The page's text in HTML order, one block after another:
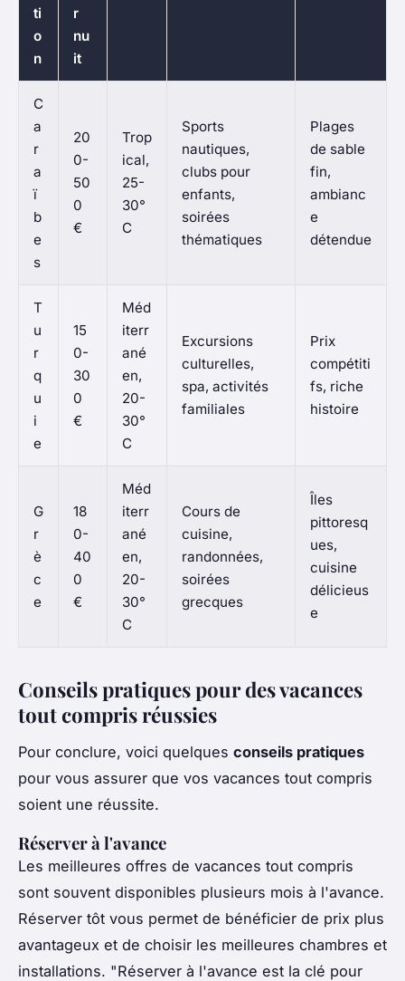
ti
o
n
r
nu
it
C
a
r
a
ï
b
e
s
20
0-
50
0
€
Trop
ical,
25-
30°
C
Sports
nautiques,
clubs pour
enfants,
soirées
thématiques
Plages
de sable
fin,
ambianc
e
détendue
T
u
r
q
u
i
e
15
0-
30
0
€
Méd
iterr
ané
en,
20-
30°
C
Excursions
culturelles,
spa, activités
familiales
Prix
compétiti
fs, riche
histoire
G
r
è
c
e
18
0-
40
0
€
Méd
iterr
ané
en,
20-
30°
C
Cours de
cuisine,
randonnées,
soirées
grecques
Îles
pittoresq
ues,
cuisine
délicieus
e
Conseils pratiques pour des vacances
tout compris réussies
Pour conclure, voici quelques conseils pratiques
pour vous assurer que vos vacances tout compris
soient une réussite.
Réserver à l'avance
Les meilleures offres de vacances tout compris
sont souvent disponibles plusieurs mois à l'avance.
Réserver tôt vous permet de bénéficier de prix plus
avantageux et de choisir les meilleures chambres et
installations. "Réserver à l'avance est la clé pour